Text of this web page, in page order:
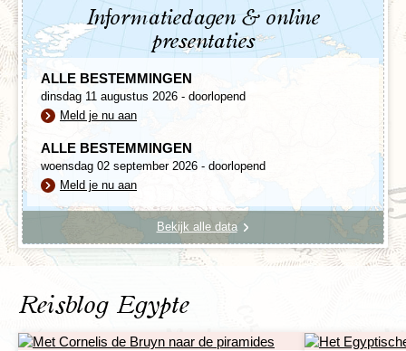
Informatiedagen & online
presentaties
ALLE BESTEMMINGEN
dinsdag 11 augustus 2026 - doorlopend
Meld je nu aan
ALLE BESTEMMINGEN
woensdag 02 september 2026 - doorlopend
Meld je nu aan
Bekijk alle data
Reisblog Egypte